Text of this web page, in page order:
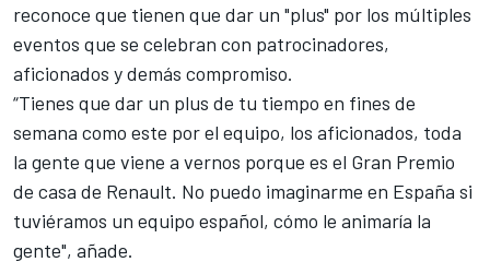
reconoce que tienen que dar un "plus" por los múltiples
eventos que se celebran con patrocinadores,
aficionados y demás compromiso.
“Tienes que dar un plus de tu tiempo en fines de
semana como este por el equipo, los aficionados, toda
la gente que viene a vernos porque es el Gran Premio
de casa de Renault. No puedo imaginarme en España si
tuviéramos un equipo español, cómo le animaría la
gente", añade.